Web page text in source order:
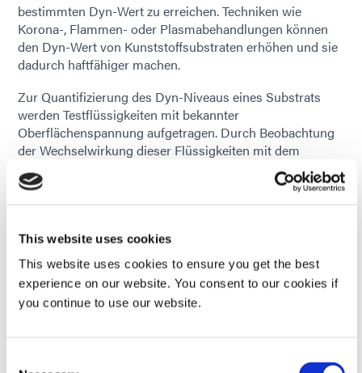
This website uses cookies
This website uses cookies to ensure you get the best
experience on our website. You consent to our cookies if
you continue to use our website.
bestimmten Dyn-Wert zu erreichen. Techniken wie
Korona-, Flammen- oder Plasmabehandlungen können
den Dyn-Wert von Kunststoffsubstraten erhöhen und sie
dadurch haftfähiger machen.
Zur Quantifizierung des Dyn-Niveaus eines Substrats
werden Testflüssigkeiten mit bekannter
Oberflächenspannung aufgetragen. Durch Beobachtung
der Wechselwirkung dieser Flüssigkeiten mit dem
Substrat – ob sie Perlen bilden oder sich ausbreiten –
lässt sich eine Näherung der Oberflächenenergie des